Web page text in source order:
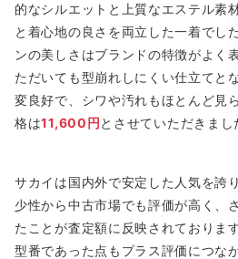
的なシルエットと上質なエステル素
と着心地の良さを両立した一着でし
ンの美しさはブランドの特徴がよく
ただいても型崩れしにくい仕立てと
変良好で、シワや汚れもほとんど見
格は11,600円とさせていただきまし
サカイは国内外で安定した人気を誇
少性から中古市場でも評価が高く、
たことが査定額に反映されておりま
型番であった点もプラス評価につな